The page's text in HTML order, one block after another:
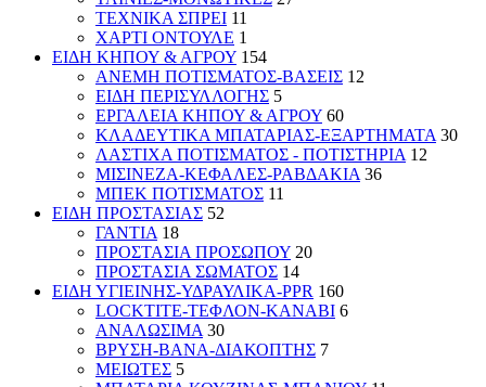
ΤΕΧΝΙΚΑ ΣΠΡΕΙ 11
ΧΑΡΤΙ ΟΝΤΟΥΛΕ 1
ΕΙΔΗ ΚΗΠΟΥ & ΑΓΡΟΥ 154
ΑΝΕΜΗ ΠΟΤΙΣΜΑΤΟΣ-ΒΑΣΕΙΣ 12
ΕΙΔΗ ΠΕΡΙΣΥΛΛΟΓΗΣ 5
ΕΡΓΑΛΕΙΑ ΚΗΠΟΥ & ΑΓΡΟΥ 60
ΚΛΑΔΕΥΤΙΚΑ ΜΠΑΤΑΡΙΑΣ-ΕΞΑΡΤΗΜΑΤΑ 30
ΛΑΣΤΙΧΑ ΠΟΤΙΣΜΑΤΟΣ - ΠΟΤΙΣΤΗΡΙΑ 12
ΜΙΣΙΝΕΖΑ-ΚΕΦΑΛΕΣ-ΡΑΒΔΑΚΙΑ 36
ΜΠΕΚ ΠΟΤΙΣΜΑΤΟΣ 11
ΕΙΔΗ ΠΡΟΣΤΑΣΙΑΣ 52
ΓΑΝΤΙΑ 18
ΠΡΟΣΤΑΣΙΑ ΠΡΟΣΩΠΟΥ 20
ΠΡΟΣΤΑΣΙΑ ΣΩΜΑΤΟΣ 14
ΕΙΔΗ ΥΓΙΕΙΝΗΣ-ΥΔΡΑΥΛΙΚΑ-PPR 160
LOCKTITE-ΤΕΦΛΟΝ-ΚΑΝΑΒΙ 6
ΑΝΑΛΩΣΙΜΑ 30
ΒΡΥΣΗ-ΒΑΝΑ-ΔΙΑΚΟΠΤΗΣ 7
ΜΕΙΩΤΕΣ 5